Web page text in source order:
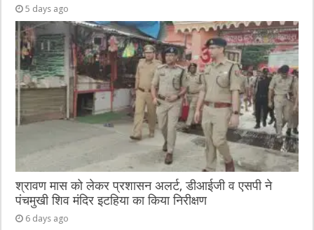
5 days ago
श्रावण मास को लेकर प्रशासन अलर्ट, डीआईजी व एसपी ने
पंचमुखी शिव मंदिर इटहिया का किया निरीक्षण
6 days ago